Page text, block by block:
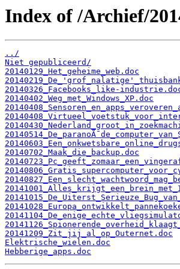
Index of /Archief/
../
Niet gepubliceerd/
20140129_Het_geheime_web.doc
20140326_Facebooks_like-
20140402_Weg_met_Windows_XP.doc
20140702_Maak_die_backup.doc
20141209_Zit_jij_al_op_Outernet.doc
Elektrische_wielen.doc
Hebberige_apps.doc